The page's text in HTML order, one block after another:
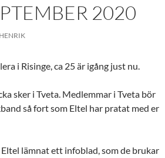
2020
HENRIK
i Risinge, ca 25 är igång just nu.
sker i Tveta. Medlemmar i Tveta bör
så fort som Eltel har pratat med er
Eltel lämnat ett infoblad, som de brukar